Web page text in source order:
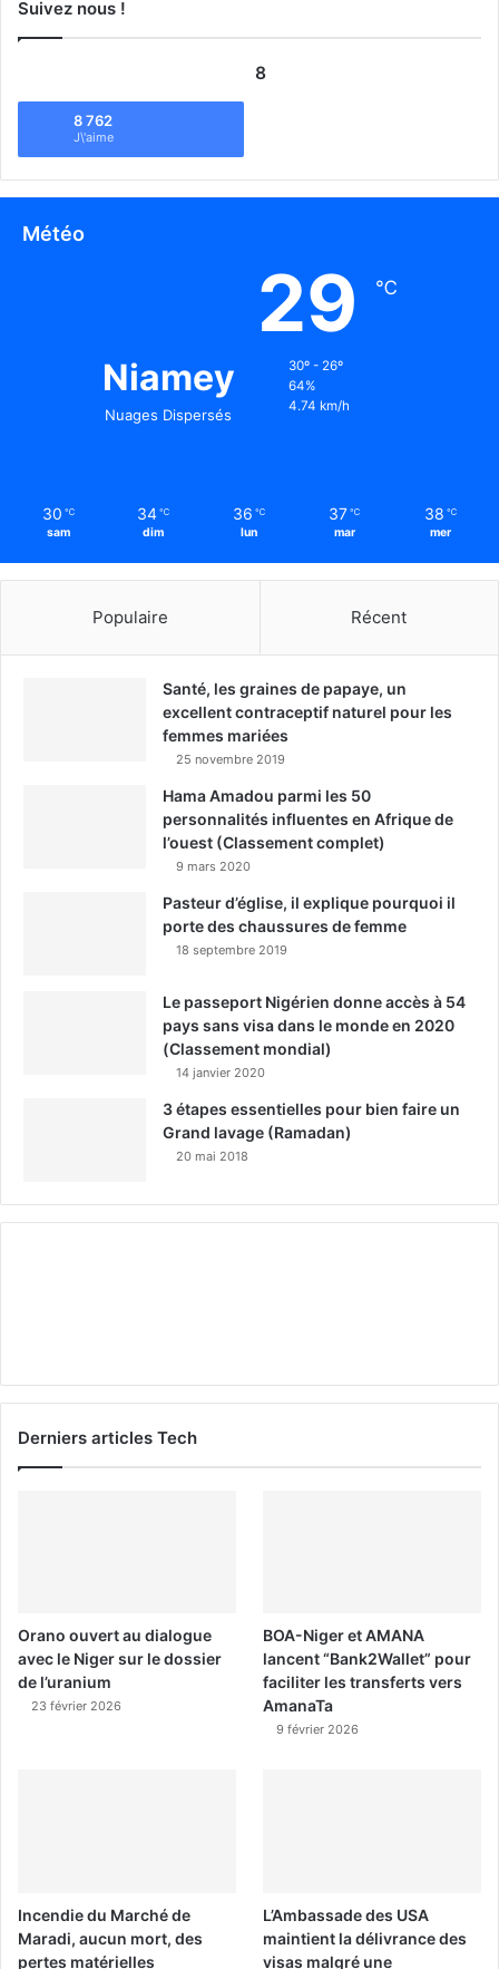
Suivez nous !
8
8 762
J\'aime
Météo
Niamey
Nuages Dispersés
29 ℃
30º - 26º
64%
4.74 km/h
30 ℃
sam
34 ℃
dim
36 ℃
lun
37 ℃
mar
38 ℃
mer
Populaire Récent
Santé, les graines de papaye, un
excellent contraceptif naturel pour les
femmes mariées
25 novembre 2019
Hama Amadou parmi les 50
personnalités influentes en Afrique de
l’ouest (Classement complet)
9 mars 2020
Pasteur d’église, il explique pourquoi il
porte des chaussures de femme
18 septembre 2019
Le passeport Nigérien donne accès à 54
pays sans visa dans le monde en 2020
(Classement mondial)
14 janvier 2020
3 étapes essentielles pour bien faire un
Grand lavage (Ramadan)
20 mai 2018
Derniers articles Tech
Orano ouvert au dialogue
avec le Niger sur le dossier
de l’uranium
23 février 2026
BOA-Niger et AMANA
lancent “Bank2Wallet” pour
faciliter les transferts vers
AmanaTa
9 février 2026
Incendie du Marché de
Maradi, aucun mort, des
pertes matérielles
L’Ambassade des USA
maintient la délivrance des
visas malgré une